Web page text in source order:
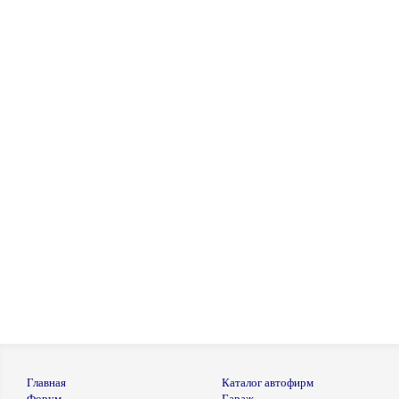
Главная
Каталог автофирм